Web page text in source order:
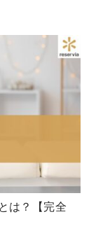
は？【完全